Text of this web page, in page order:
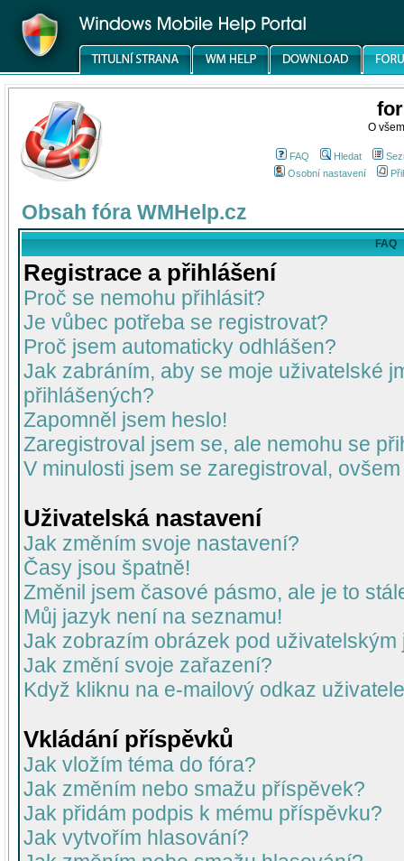
O
FAQ Hledat
Osobní nastavení
Obsah fóra WMHelp.cz
FAQ
Registrace a přihlášení
Proč se nemohu přihlásit?
Je vůbec potřeba se registrovat?
Proč jsem automaticky odhlášen?
Jak zabráním, aby se moje uživatelské
přihlášených?
Zapomněl jsem heslo!
Zaregistroval jsem se, ale nemohu se
V minulosti jsem se zaregistroval,
Uživatelská nastavení
Jak změním svoje nastavení?
Časy jsou špatně!
Změnil jsem časové pásmo, ale je to
Můj jazyk není na seznamu!
Jak zobrazím obrázek pod uživatelským
Jak změní svoje zařazení?
Když kliknu na e-mailový odkaz
Vkládání příspěvků
Jak vložím téma do fóra?
Jak změním nebo smažu příspěvek?
Jak přidám podpis k mému příspěvku?
Jak vytvořím hlasování?